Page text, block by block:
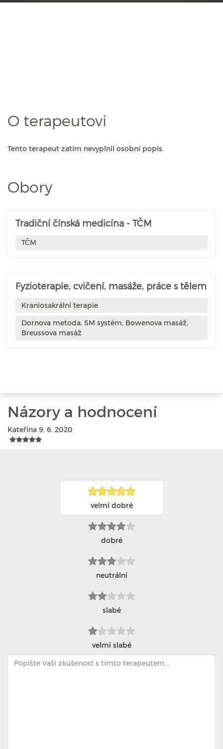
O terapeutovi
Tento terapeut zatím nevyplnil osobní popis.
Obory
Tradiční čínská medicína - TČM
TČM
Fyzioterapie, cvičení, masáže, práce s tělem
Kraniosakrální terapie
Dornova metoda, SM systém, Bowenova masáž,
Breussova masáž
Názory a hodnocení
Kateřina 9. 6. 2020
velmi dobré
dobré
neutrální
slabé
velmi slabé